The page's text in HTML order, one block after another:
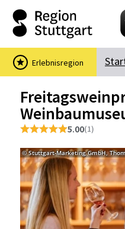
Suchbegriff
Das könnte Sie
Stadtführungen
Ausflugsziele
Wein
Wandern
Erlebnisregion
5.00(1)
© Stuttgart-Marketing GmbH,